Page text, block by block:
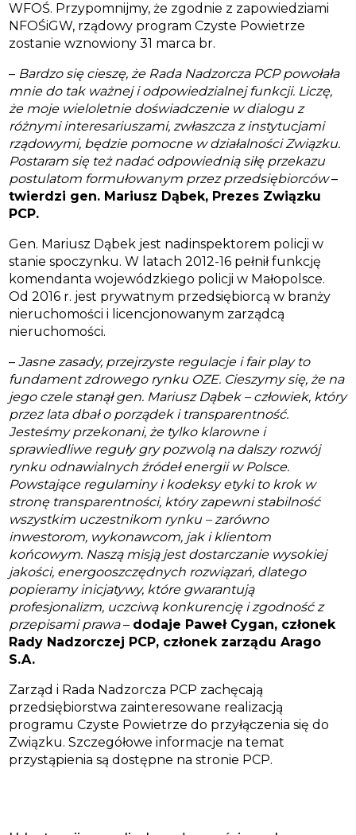
WFOŚ. Przypomnijmy, że zgodnie z zapowiedziami
NFOŚiGW, rządowy program Czyste Powietrze
zostanie wznowiony 31 marca br.
– Bardzo się cieszę, że Rada Nadzorcza PCP powołała
mnie do tak ważnej i odpowiedzialnej funkcji. Liczę,
że moje wieloletnie doświadczenie w dialogu z
różnymi interesariuszami, zwłaszcza z instytucjami
rządowymi, będzie pomocne w działalności Związku.
Postaram się też nadać odpowiednią siłę przekazu
postulatom formułowanym przez przedsiębiorców–
twierdzi gen. Mariusz Dąbek, Prezes Związku
PCP.
Gen. Mariusz Dąbek jest nadinspektorem policji w
stanie spoczynku. W latach 2012-16 pełnił funkcję
komendanta wojewódzkiego policji w Małopolsce.
Od 2016 r. jest prywatnym przedsiębiorcą w branży
nieruchomości i licencjonowanym zarządcą
nieruchomości.
–Jasne zasady, przejrzyste regulacje i fair play to
fundament zdrowego rynku OZE. Cieszymy się, że na
jego czele stanął gen. Mariusz Dąbek – człowiek, który
przez lata dbał o porządek i transparentność.
Jesteśmy przekonani, że tylko klarowne i
sprawiedliwe reguły gry pozwolą na dalszy rozwój
rynku odnawialnych źródeł energii w Polsce.
Powstające regulaminy i kodeksy etyki to krok w
stronę transparentności, który zapewni stabilność
wszystkim uczestnikom rynku – zarówno
inwestorom, wykonawcom, jak i klientom
końcowym. Naszą misją jest dostarczanie wysokiej
jakości, energooszczędnych rozwiązań, dlatego
popieramy inicjatywy, które gwarantują
profesjonalizm, uczciwą konkurencję i zgodność z
przepisami prawa– dodaje Paweł Cygan, członek
Rady Nadzorczej PCP, członek zarządu Arago
S.A.
Zarząd i Rada Nadzorcza PCP zachęcają
przedsiębiorstwa zainteresowane realizacją
programu Czyste Powietrze do przyłączenia się do
Związku. Szczegółowe informacje na temat
przystąpienia są dostępne nastronie PCP.